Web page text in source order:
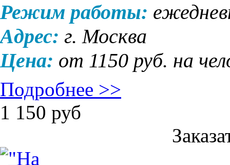
Режим работы:
Адрес: г. Москва
Цена: от 1150 руб. на
Подробнее >>
1 150 руб